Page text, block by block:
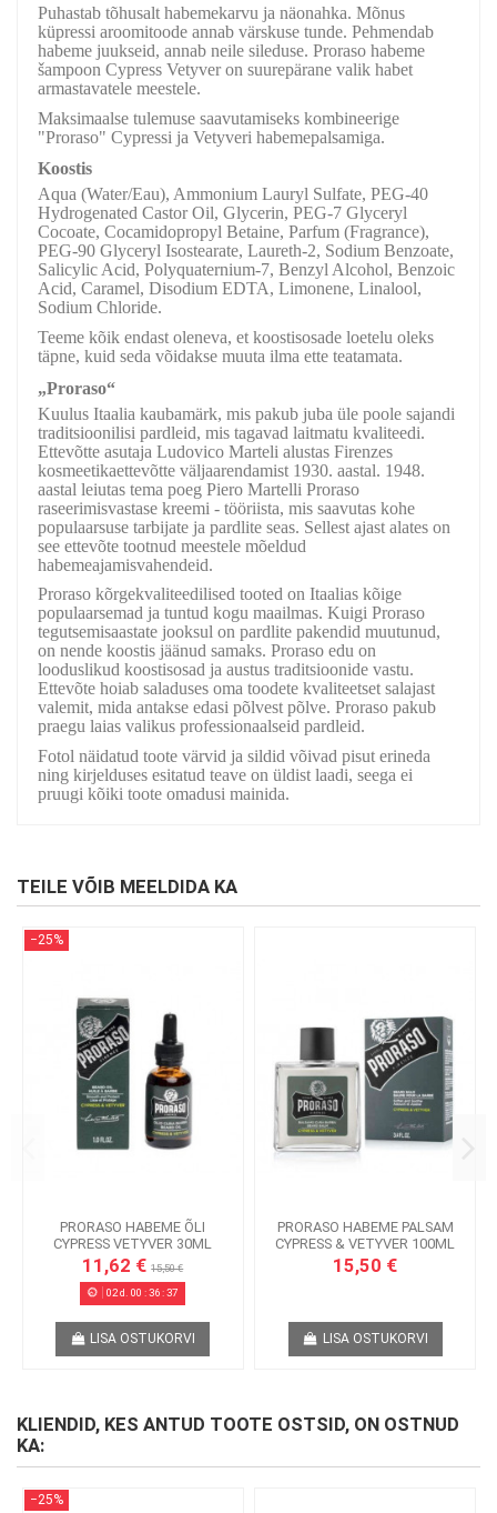
Puhastab tõhusalt habemekarvu ja näonahka. Mõnus
küpressi aroomitoode annab värskuse tunde. Pehmendab
habeme juukseid, annab neile sileduse. Proraso habeme
šampoon Cypress Vetyver on suurepärane valik habet
armastavatele meestele.
Maksimaalse tulemuse saavutamiseks kombineerige
"Proraso" Cypressi ja Vetyveri habemepalsamiga.
Koostis
Aqua (Water/Eau), Ammonium Lauryl Sulfate, PEG-40
Hydrogenated Castor Oil, Glycerin, PEG-7 Glyceryl
Cocoate, Cocamidopropyl Betaine, Parfum (Fragrance),
PEG-90 Glyceryl Isostearate, Laureth-2, Sodium Benzoate,
Salicylic Acid, Polyquaternium-7, Benzyl Alcohol, Benzoic
Acid, Caramel, Disodium EDTA, Limonene, Linalool,
Sodium Chloride.
Teeme kõik endast oleneva, et koostisosade loetelu oleks
täpne, kuid seda võidakse muuta ilma ette teatamata.
„Proraso“
Kuulus Itaalia kaubamärk, mis pakub juba üle poole sajandi
traditsioonilisi pardleid, mis tagavad laitmatu kvaliteedi.
Ettevõtte asutaja Ludovico Marteli alustas Firenzes
kosmeetikaettevõtte väljaarendamist 1930. aastal. 1948.
aastal leiutas tema poeg Piero Martelli Proraso
raseerimisvastase kreemi - tööriista, mis saavutas kohe
populaarsuse tarbijate ja pardlite seas. Sellest ajast alates on
see ettevõte tootnud meestele mõeldud
habemeajamisvahendeid.
Proraso kõrgekvaliteedilised tooted on Itaalias kõige
populaarsemad ja tuntud kogu maailmas. Kuigi Proraso
tegutsemisaastate jooksul on pardlite pakendid muutunud,
on nende koostis jäänud samaks. Proraso edu on
looduslikud koostisosad ja austus traditsioonide vastu.
Ettevõte hoiab saladuses oma toodete kvaliteetset salajast
valemit, mida antakse edasi põlvest põlve. Proraso pakub
praegu laias valikus professionaalseid pardleid.
Fotol näidatud toote värvid ja sildid võivad pisut erineda
ning kirjelduses esitatud teave on üldist laadi, seega ei
pruugi kõiki toote omadusi mainida.
TEILE VÕIB MEELDIDA KA
−25%
PRORASO HABEME ÕLI
CYPRESS VETYVER 30ML
11,62 €15,50 €
02d. 00 :36:36
LISA OSTUKORVI
PRORASO HABEME PALSAM
CYPRESS & VETYVER 100ML
15,50 €
LISA OSTUKORVI
KLIENDID, KES ANTUD TOOTE OSTSID, ON OSTNUD
KA:
−25%